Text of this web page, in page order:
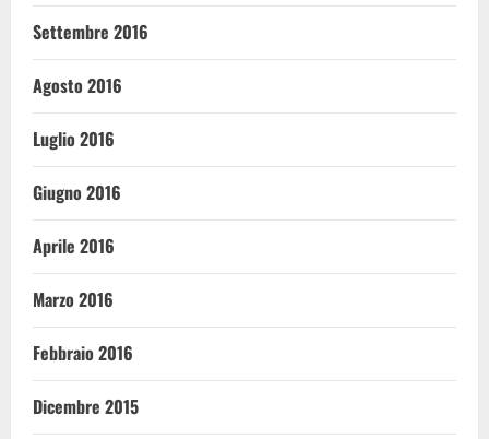
Settembre 2016
Agosto 2016
Luglio 2016
Giugno 2016
Aprile 2016
Marzo 2016
Febbraio 2016
Dicembre 2015